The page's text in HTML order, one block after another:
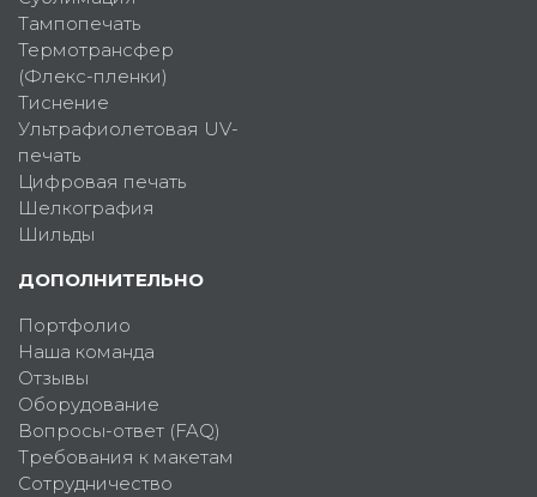
Тампопечать
Термотрансфер
(Флекс-пленки)
Тиснение
Ультрафиолетовая UV-
печать
Цифровая печать
Шелкография
Шильды
ДОПОЛНИТЕЛЬНО
Портфолио
Наша команда
Отзывы
Оборудование
Вопросы-ответ (FAQ)
Требования к макетам
Сотрудничество